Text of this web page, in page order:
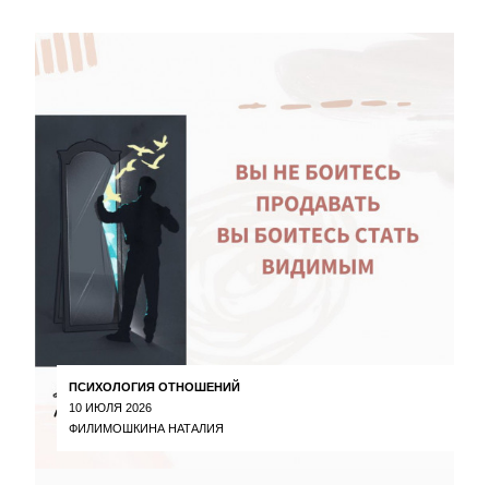
ПСИХОЛОГИЯ ОТНОШЕНИЙ
10 ИЮЛЯ 2026
ФИЛИМОШКИНА НАТАЛИЯ